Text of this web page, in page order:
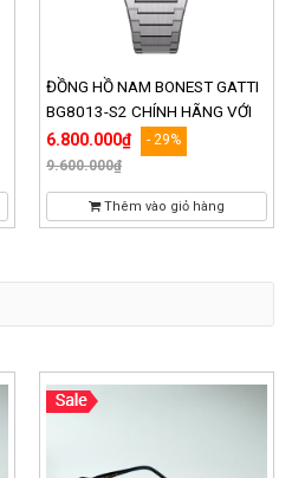
ĐỒNG HỒ NAM BONEST GATTI
BG8013-S2 CHÍNH HÃNG VỚI
VÂN KHẢM RẤT ĐẶC BIỆT
6.800.000₫
- 29%
9.600.000₫
Thêm vào giỏ hàng